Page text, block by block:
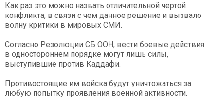
Как раз это можно назвать отличительной чертой
конфликта, в связи с чем данное решение и вызвало
волну критики в мировых СМИ.
Согласно Резолюции СБ ООН, вести боевые действия
в одностороннем порядке могут лишь силы,
выступившие против Каддафи.
Противостоящие им войска будут уничтожаться за
любую попытку проявления военной активности.